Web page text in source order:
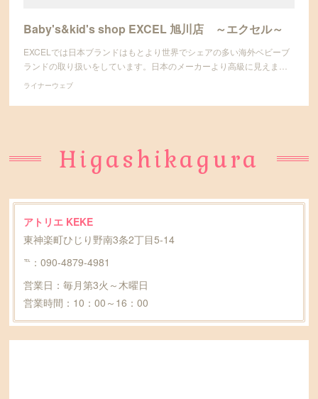
Baby's&kid's shop EXCEL 旭川店 ～エクセル～
EXCELでは日本ブランドはもとより世界でシェアの多い海外ベビーブ
ランドの取り扱いをしています。日本のメーカーより高級に見えま…
ライナーウェブ
Higashikagura
アトリエ KEKE
東神楽町ひじり野南3条2丁目5-14
℡：090-4879-4981
営業日：毎月第3火～木曜日
営業時間：10：00～16：00